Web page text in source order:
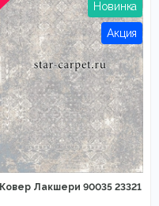
Ковер Лакшери 90035 23321